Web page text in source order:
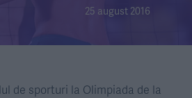
25 august 2016
de sporturi la Olimpiada de la